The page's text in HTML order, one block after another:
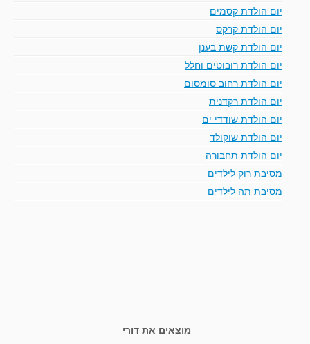
יום הולדת קסמים
יום הולדת קרקס
יום הולדת קשת בענן
יום הולדת רובוטים וחלל
יום הולדת רחוב סומסום
יום הולדת רקדנית
יום הולדת שודדי ים
יום הולדת שוקולד
יום הולדת תחבורה
מסיבת רוק לילדים
מסיבת תה לילדים
מוצאים את דורי